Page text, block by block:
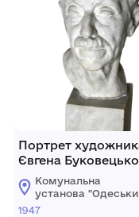
Портрет
Євгена
Комунальна
установа
національний
1947